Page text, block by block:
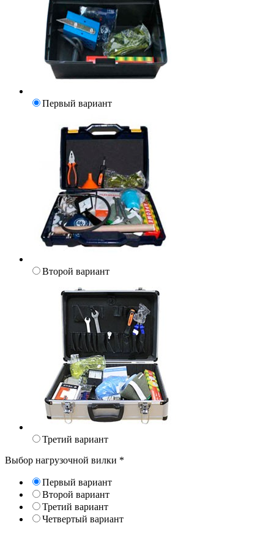
Первый вариант
Второй вариант
Третий вариант
Выбор нагрузочной вилки *
Первый вариант
Второй вариант
Третий вариант
Четвертый вариант